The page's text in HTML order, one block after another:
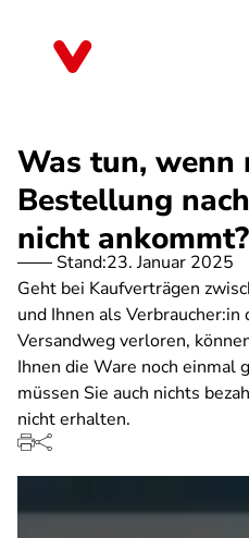
Was tun, wenn
Bestellung
nicht ankommt?
Stand:23. Januar 2025
Geht bei Kaufverträgen
und Ihnen als
Versandweg verloren,
Ihnen die Ware noch
müssen Sie auch nichts
nicht erhalten.